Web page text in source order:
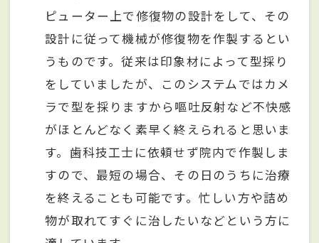
ピューター上で修復物の設計をして、その
設計に従って機械が修復物を作製するとい
うものです。従来は印象材によって型採り
をしていましたが、このシステムではカメ
ラで型を採りますから嘔吐反射など不快感
がほとんどなく素早く終えられると思いま
す。歯科技工士に依頼せず院内で作製しま
すので、最短の場合、その日のうちに治療
を終えることも可能です。忙しい方や詰め
物が取れてすぐに治したいなどという方に